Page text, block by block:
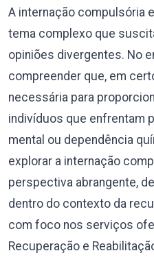
A internação compulsória
tema complexo que
opiniões divergentes. No
compreender que, em
necessária para
indivíduos que enfrentam
mental ou dependência
explorar a internação
perspectiva abrangente,
dentro do contexto da
com foco nos serviços
Recuperação e